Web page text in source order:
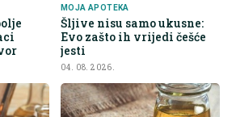
MOJA APOTEKA
Šljive nisu samo ukusne:
Evo zašto ih vrijedi češće
jesti
04. 08. 2026.